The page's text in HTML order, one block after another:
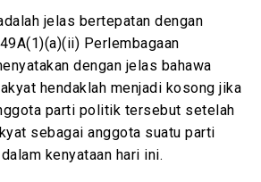
jelas bertepatan dengan
Perlembagaan
dengan jelas bahawa
hendaklah menjadi kosong jika
parti politik tersebut setelah
sebagai anggota suatu parti
kenyataan hari ini.